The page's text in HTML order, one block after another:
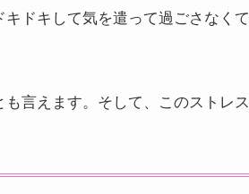
ドキして気を遣って過ごさなくて
言えます。そして、このストレス